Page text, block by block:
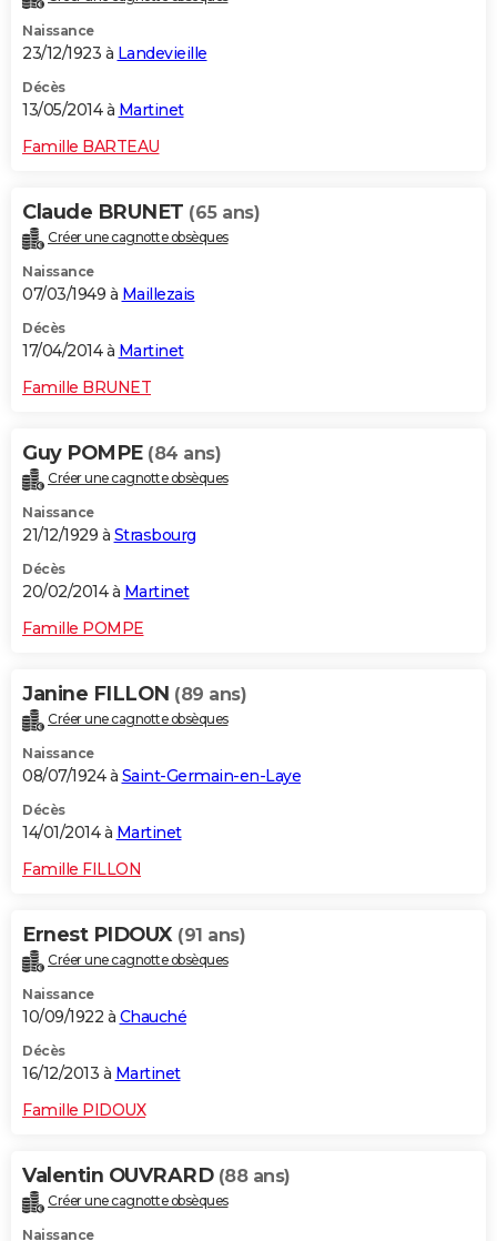
Naissance
23/12/1923 à Landevieille
Décès
13/05/2014 à Martinet
Famille BARTEAU
Claude BRUNET (65 ans)
Créer une cagnotte obsèques
Naissance
07/03/1949 à Maillezais
Décès
17/04/2014 à Martinet
Famille BRUNET
Guy POMPE (84 ans)
Créer une cagnotte obsèques
Naissance
21/12/1929 à Strasbourg
Décès
20/02/2014 à Martinet
Famille POMPE
Janine FILLON (89 ans)
Créer une cagnotte obsèques
Naissance
08/07/1924 à Saint-Germain-en-Laye
Décès
14/01/2014 à Martinet
Famille FILLON
Ernest PIDOUX (91 ans)
Créer une cagnotte obsèques
Naissance
10/09/1922 à Chauché
Décès
16/12/2013 à Martinet
Famille PIDOUX
Valentin OUVRARD (88 ans)
Créer une cagnotte obsèques
Naissance